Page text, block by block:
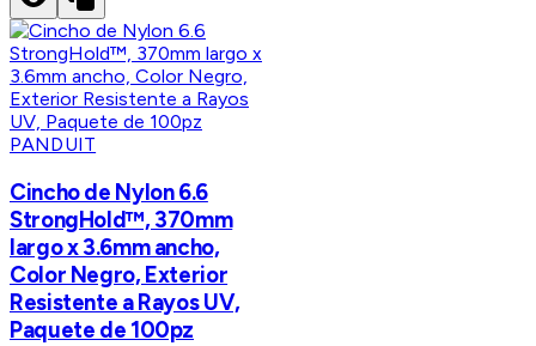
PANDUIT
Cincho de Nylon 6.6
StrongHold™, 370mm
largo x 3.6mm ancho,
Color Negro, Exterior
Resistente a Rayos UV,
Paquete de 100pz